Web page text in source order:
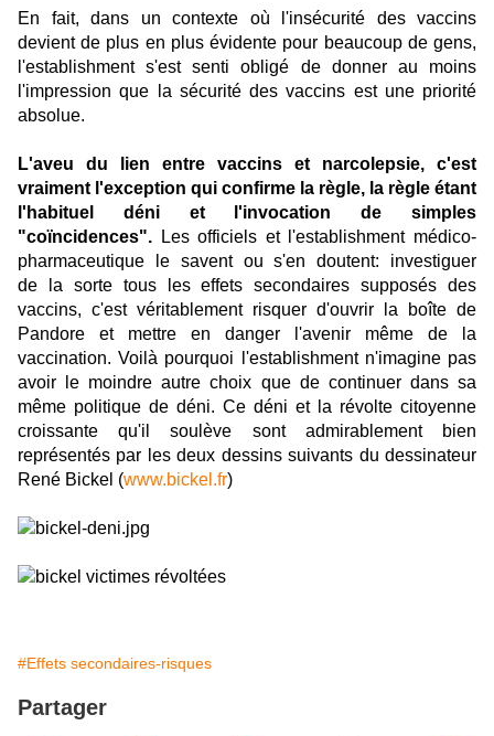
En fait, dans un contexte où l'insécurité des vaccins
devient de plus en plus évidente pour beaucoup de gens,
l'establishment s'est senti obligé de donner au moins
l'impression que la sécurité des vaccins est une priorité
absolue.
L'aveu du lien entre vaccins et narcolepsie, c'est
vraiment l'exception qui confirme la règle, la règle étant
l'habituel déni et l'invocation de simples
"coïncidences".
Les officiels et l'establishment médico-
pharmaceutique le savent ou s'en doutent: investiguer
de la sorte tous les effets secondaires supposés des
vaccins, c'est véritablement risquer d'ouvrir la boîte de
Pandore et mettre en danger l'avenir même de la
vaccination. Voilà pourquoi l'establishment n'imagine pas
avoir le moindre autre choix que de continuer dans sa
même politique de déni. Ce déni et la révolte citoyenne
croissante qu'il soulève sont admirablement bien
représentés par les deux dessins suivants du dessinateur
René Bickel (www.bickel.fr)
#Effets secondaires-risques
Partager